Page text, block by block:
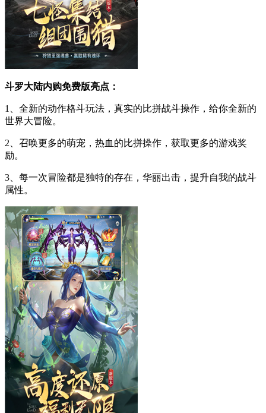
斗罗大陆内购免费版亮点：
1、全新的动作格斗玩法，真实的比拼战斗操作，给你全新的
世界大冒险。
2、召唤更多的萌宠，热血的比拼操作，获取更多的游戏奖
励。
3、每一次冒险都是独特的存在，华丽出击，提升自我的战斗
属性。